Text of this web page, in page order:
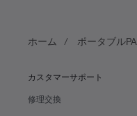
ホーム ポータブルPA
カスタマーサポート
修理交換